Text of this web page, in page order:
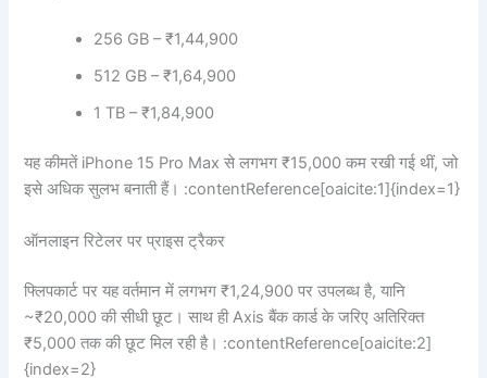
256 GB – ₹1,44,900
512 GB – ₹1,64,900
1 TB – ₹1,84,900
यह कीमतें iPhone 15 Pro Max से लगभग ₹15,000 कम रखी गई थीं, जो
इसे अधिक सुलभ बनाती हैं। :contentReference[oaicite:1]{index=1}
ऑनलाइन रिटेलर पर प्राइस ट्रैकर
फ्लिपकार्ट पर यह वर्तमान में लगभग ₹1,24,900 पर उपलब्ध है, यानि
~₹20,000 की सीधी छूट। साथ ही Axis बैंक कार्ड के जरिए अतिरिक्त
₹5,000 तक की छूट मिल रही है। :contentReference[oaicite:2]
{index=2}